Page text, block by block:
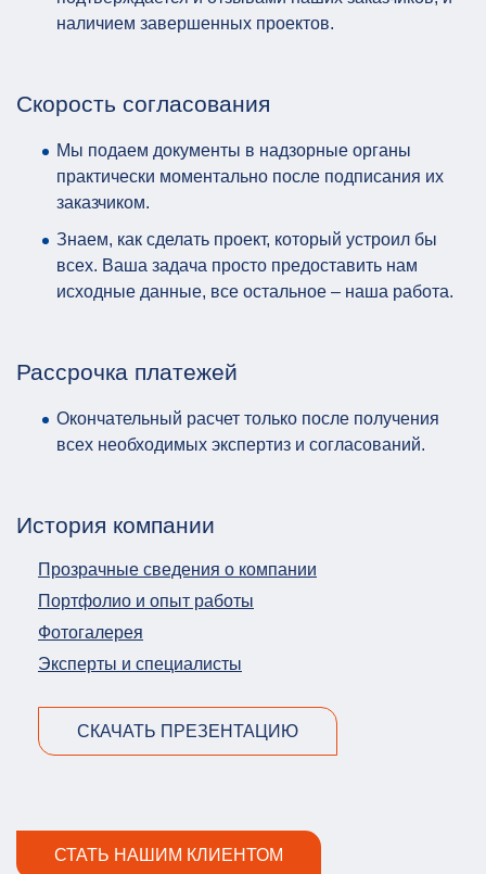
наличием завершенных проектов.
Скорость согласования
Мы подаем документы в надзорные органы
практически моментально после подписания их
заказчиком.
Знаем, как сделать проект, который устроил бы
всех. Ваша задача просто предоставить нам
исходные данные, все остальное – наша работа.
Рассрочка платежей
Окончательный расчет только после получения
всех необходимых экспертиз и согласований.
История компании
Прозрачные сведения о компании
Портфолио и опыт работы
Фотогалерея
Эксперты и специалисты
СКАЧАТЬ ПРЕЗЕНТАЦИЮ
СТАТЬ НАШИМ КЛИЕНТОМ